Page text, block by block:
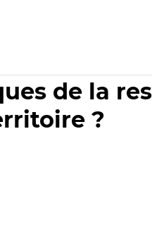
de la
?